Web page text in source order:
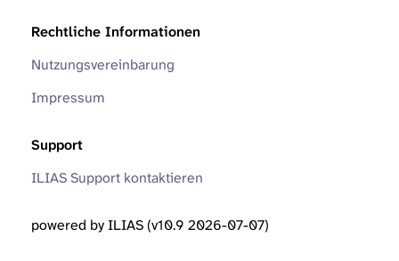
Rechtliche Informationen
Nutzungsvereinbarung
Impressum
Support
ILIAS Support kontaktieren
powered by ILIAS (v10.9 2026-07-07)